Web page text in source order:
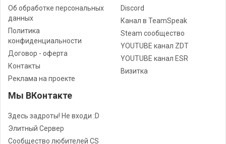
Об обработке персональных
данных
Политика
конфиденциальности
Договор - оферта
Контакты
Реклама на проекте
Discord
Канал в TeamSpeak
Steam сообщество
YOUTUBE канал ZDT
YOUTUBE канал ESR
Визитка
Мы ВКонтакте
Здесь задроты! Не входи :D
Элитный Сервер
Сообщество любителей CS